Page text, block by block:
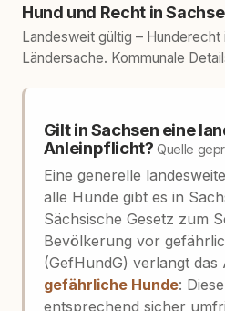
Hund und Recht in
Landesweit gültig – Hunderecht
Ländersache. Kommunale
Gilt in Sachsen eine
Anleinpflicht?Quelle
Eine generelle
alle Hunde gibt es in
Sächsische Gesetz zum
Bevölkerung vor
(GefHundG) verlangt
gefährliche Hunde:
entsprechend sicher